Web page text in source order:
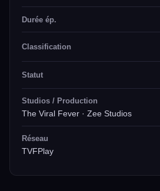
Durée ép.
Classification
Statut
Studios / Production
The Viral Fever · Zee Studios
Réseau
TVFPlay